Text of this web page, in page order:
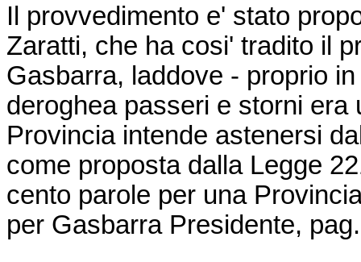
Il provvedimento e' stato
Zaratti, che ha cosi' tradito il
Gasbarra, laddove - proprio
deroghea passeri e storni era
Provincia intende astenersi
come proposta dalla Legge
cento parole per una
per Gasbarra Presidente,